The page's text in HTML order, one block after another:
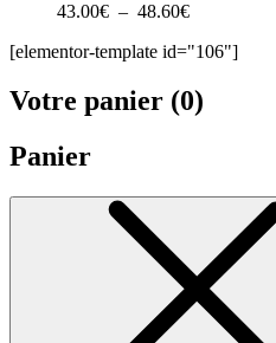
43.00€ – 48.60€Plage
prix :
à
48.60€
[elementor-template id="106"]
Votre panier (0)
Panier